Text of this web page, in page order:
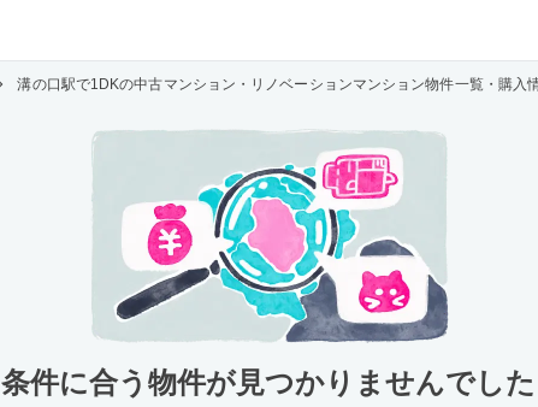
溝の口駅で1DKの中古マンション・リノベーションマンション物件一覧・購入
条件に合う物件が見つかりませんでした